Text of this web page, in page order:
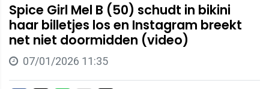
Spice Girl Mel B (50) schudt in bikini
haar billetjes los en Instagram breekt
net niet doormidden (video)
07/01/2026 11:35